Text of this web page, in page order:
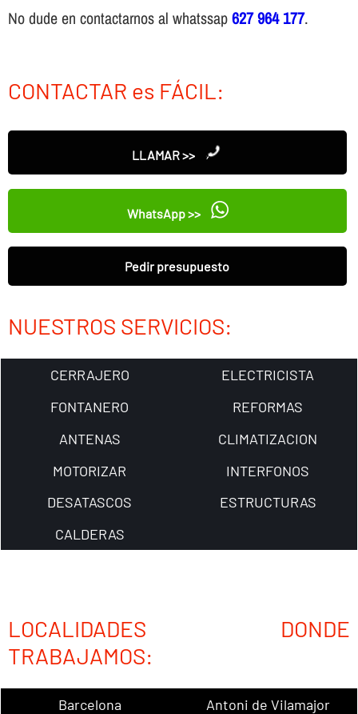
No dude en contactarnos al whatssap627 964 177.
CONTACTAR es FÁCIL:
LLAMAR >>
WhatsApp >>
Pedir presupuesto
NUESTROS SERVICIOS:
CERRAJERO
ELECTRICISTA
FONTANERO
REFORMAS
ANTENAS
CLIMATIZACION
MOTORIZAR
INTERFONOS
DESATASCOS
ESTRUCTURAS
CALDERAS
LOCALIDADES DONDE
TRABAJAMOS:
Barcelona
Antoni de Vilamajor